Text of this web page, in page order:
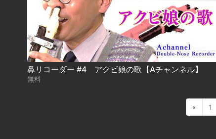
鼻リコーダー #4 アクビ娘の歌【Aチャンネル】
無料
« 1